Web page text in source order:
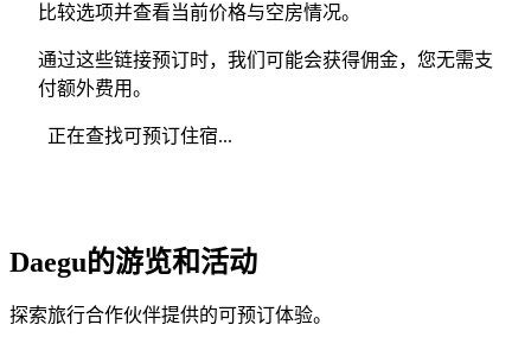
比较选项并查看当前价格与空房情况。
通过这些链接预订时，我们可能会获得佣金，您无需支
付额外费用。
正在查找可预订住宿...
Daegu的游览和活动
探索旅行合作伙伴提供的可预订体验。